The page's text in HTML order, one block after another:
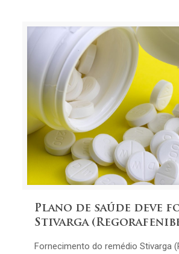
Plano de saúde deve
Stivarga
Fornecimento do remédio Stivarga